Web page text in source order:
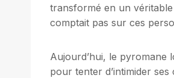
transformé en un
comptait pas sur ces
Aujourd’hui, le pyromane
pour tenter d’intimider